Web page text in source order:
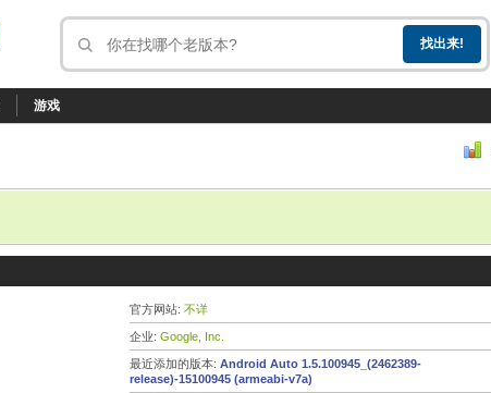
游戏
官方网站: 不详
企业: Google, Inc.
最近添加的版本: Android Auto 1.5.100945_(2462389-
release)-15100945 (armeabi-v7a)